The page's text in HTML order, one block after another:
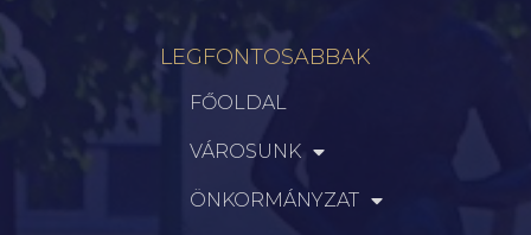
LEGFONTOSABBAK
FŐOLDAL
VÁROSUNK
ÖNKORMÁNYZAT